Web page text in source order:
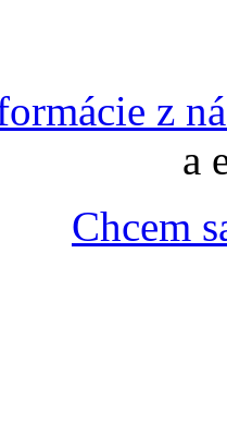
z
a
Chcem